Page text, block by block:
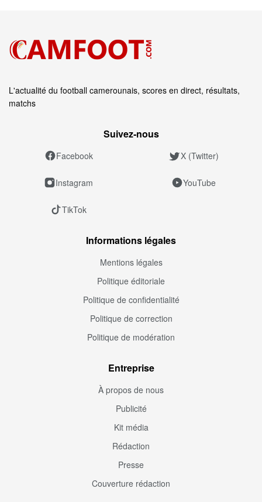
L'actualité du football camerounais, scores en direct, résultats,
matchs
Suivez‑nous
Facebook X (Twitter)
Instagram YouTube
TikTok
Informations légales
Mentions légales
Politique éditoriale
Politique de confidentialité
Politique de correction
Politique de modération
Entreprise
À propos de nous
Publicité
Kit média
Rédaction
Presse
Couverture rédaction